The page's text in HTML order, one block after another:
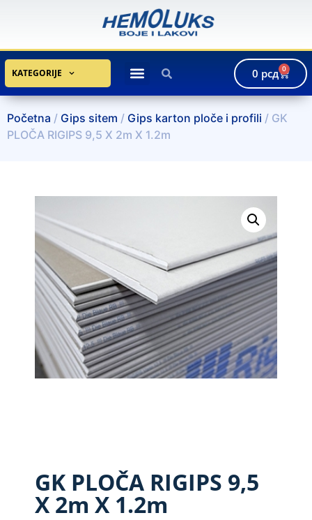
KATEGORIJE 0 рсд 0
Početna / Gips sitem / Gips karton ploče i profili / GK
PLOČA RIGIPS 9,5 X 2m X 1.2m
GK PLOČA RIGIPS 9,5
X 2m X 1.2m